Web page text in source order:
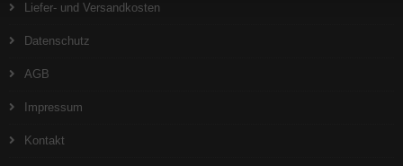
Liefer- und Versandkosten
Datenschutz
AGB
Impressum
Kontakt